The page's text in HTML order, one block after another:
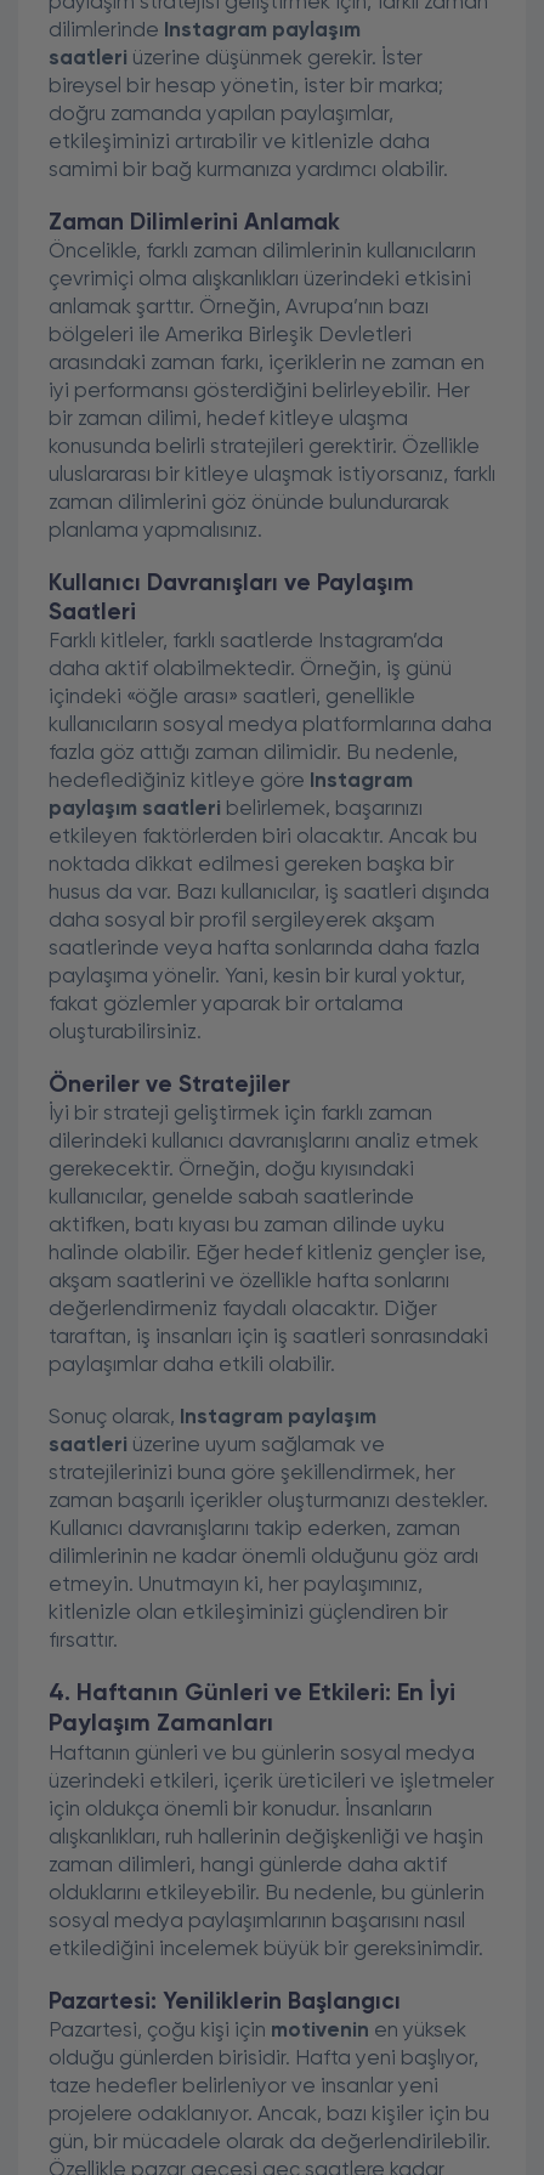
dilimlerinde Instagram paylaşım
saatleri üzerine düşünmek gerekir. İster
bireysel bir hesap yönetin, ister bir marka;
doğru zamanda yapılan paylaşımlar,
etkileşiminizi artırabilir ve kitlenizle daha
samimi bir bağ kurmanıza yardımcı olabilir.
Zaman Dilimlerini Anlamak
Öncelikle, farklı zaman dilimlerinin kullanıcıların
çevrimiçi olma alışkanlıkları üzerindeki etkisini
anlamak şarttır. Örneğin, Avrupa’nın bazı
bölgeleri ile Amerika Birleşik Devletleri
arasındaki zaman farkı, içeriklerin ne zaman en
iyi performansı gösterdiğini belirleyebilir. Her
bir zaman dilimi, hedef kitleye ulaşma
konusunda belirli stratejileri gerektirir. Özellikle
uluslararası bir kitleye ulaşmak istiyorsanız, farklı
zaman dilimlerini göz önünde bulundurarak
planlama yapmalısınız.
Kullanıcı Davranışları ve Paylaşım
Saatleri
Farklı kitleler, farklı saatlerde Instagram’da
daha aktif olabilmektedir. Örneğin, iş günü
içindeki «öğle arası» saatleri, genellikle
kullanıcıların sosyal medya platformlarına daha
fazla göz attığı zaman dilimidir. Bu nedenle,
hedeflediğiniz kitleye göre Instagram
paylaşım saatleri belirlemek, başarınızı
etkileyen faktörlerden biri olacaktır. Ancak bu
noktada dikkat edilmesi gereken başka bir
husus da var. Bazı kullanıcılar, iş saatleri dışında
daha sosyal bir profil sergileyerek akşam
saatlerinde veya hafta sonlarında daha fazla
paylaşıma yönelir. Yani, kesin bir kural yoktur,
fakat gözlemler yaparak bir ortalama
oluşturabilirsiniz.
Öneriler ve Stratejiler
İyi bir strateji geliştirmek için farklı zaman
dilerindeki kullanıcı davranışlarını analiz etmek
gerekecektir. Örneğin, doğu kıyısındaki
kullanıcılar, genelde sabah saatlerinde
aktifken, batı kıyası bu zaman dilinde uyku
halinde olabilir. Eğer hedef kitleniz gençler ise,
akşam saatlerini ve özellikle hafta sonlarını
değerlendirmeniz faydalı olacaktır. Diğer
taraftan, iş insanları için iş saatleri sonrasındaki
paylaşımlar daha etkili olabilir.
Sonuç olarak, Instagram paylaşım
saatleri üzerine uyum sağlamak ve
stratejilerinizi buna göre şekillendirmek, her
zaman başarılı içerikler oluşturmanızı destekler.
Kullanıcı davranışlarını takip ederken, zaman
dilimlerinin ne kadar önemli olduğunu göz ardı
etmeyin. Unutmayın ki, her paylaşımınız,
kitlenizle olan etkileşiminizi güçlendiren bir
fırsattır.
4. Haftanın Günleri ve Etkileri: En İyi
Paylaşım Zamanları
Haftanın günleri ve bu günlerin sosyal medya
üzerindeki etkileri, içerik üreticileri ve işletmeler
için oldukça önemli bir konudur. İnsanların
alışkanlıkları, ruh hallerinin değişkenliği ve haşin
zaman dilimleri, hangi günlerde daha aktif
olduklarını etkileyebilir. Bu nedenle, bu günlerin
sosyal medya paylaşımlarının başarısını nasıl
etkilediğini incelemek büyük bir gereksinimdir.
Pazartesi: Yeniliklerin Başlangıcı
Pazartesi, çoğu kişi için motivenin en yüksek
olduğu günlerden birisidir. Hafta yeni başlıyor,
taze hedefler belirleniyor ve insanlar yeni
projelere odaklanıyor. Ancak, bazı kişiler için bu
gün, bir mücadele olarak da değerlendirilebilir.
Özellikle pazar gecesi geç saatlere kadar